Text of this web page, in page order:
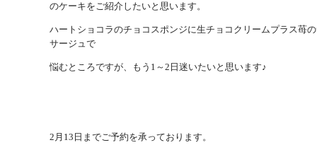
のケーキをご紹介したいと思います。
ハートショコラのチョコスポンジに生チョコクリームプラス苺
サージュで
悩むところですが、もう1～2日迷いたいと思います♪
2月13日までご予約を承っております。